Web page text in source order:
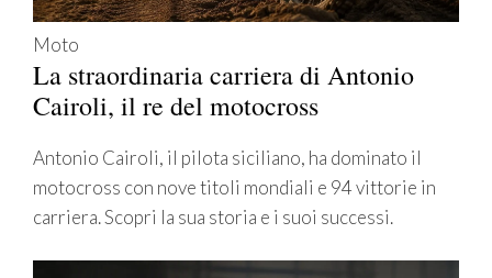
Moto
La straordinaria carriera di Antonio
Cairoli, il re del motocross
Antonio Cairoli, il pilota siciliano, ha dominato il
motocross con nove titoli mondiali e 94 vittorie in
carriera. Scopri la sua storia e i suoi successi.